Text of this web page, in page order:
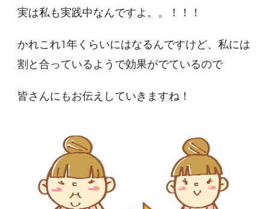
実は私も実践中なんですよ。。！！！
かれこれ1年くらいにはなるんですけど、私には
割と合っているようで効果がでているので
皆さんにもお伝えしていきますね！